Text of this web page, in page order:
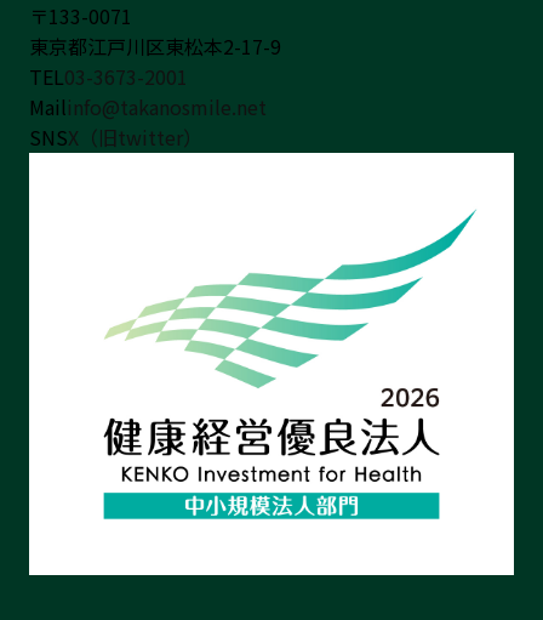
〒133-0071
東京都江戸川区東松本2-17-9
TEL03-3673-2001
Mailinfo@takanosmile.net
SNSX（旧twitter）